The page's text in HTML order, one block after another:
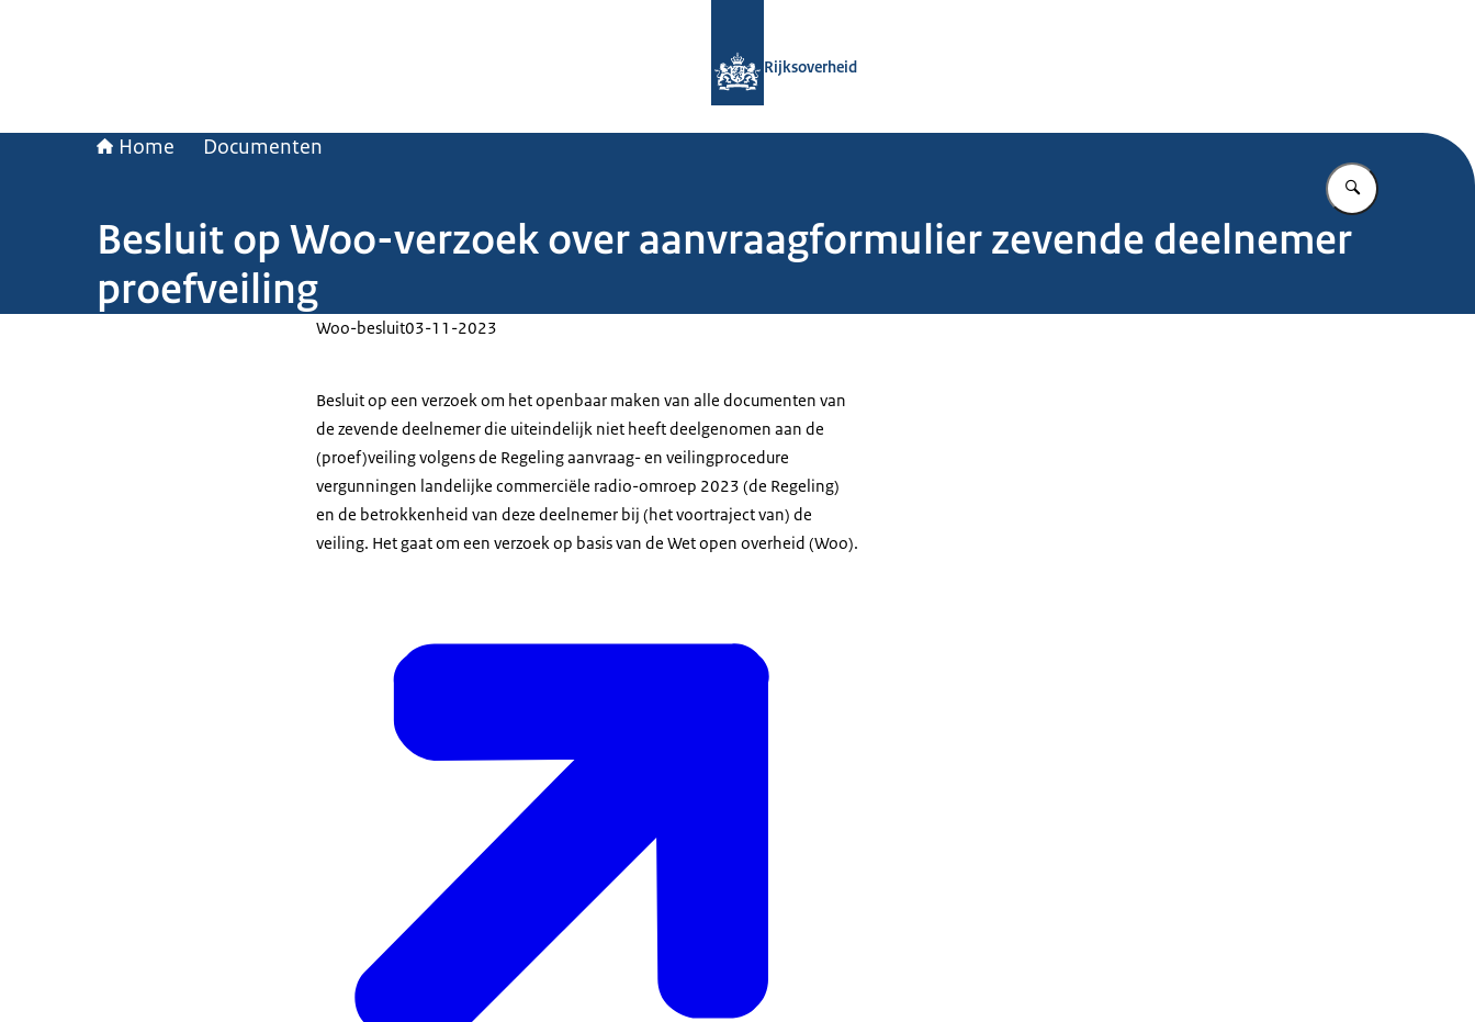
Rijksoverheid
Home Documenten
Vul in wat u
Besluit op Woo-verzoek over aanvraagformulier zevende deelnemer
proefveiling
Woo-besluit03-11-2023
Besluit op een verzoek om het openbaar maken van alle documenten van
de zevende deelnemer die uiteindelijk niet heeft deelgenomen aan de
(proef)veiling volgens de Regeling aanvraag- en veilingprocedure
vergunningen landelijke commerciële radio-omroep 2023 (de Regeling)
en de betrokkenheid van deze deelnemer bij (het voortraject van) de
veiling. Het gaat om een verzoek op basis van de Wet open overheid (Woo).